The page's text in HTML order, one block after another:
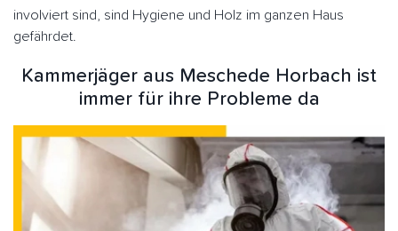
involviert sind, sind Hygiene und Holz im ganzen Haus
gefährdet.
Kammerjäger aus Meschede Horbach ist
immer für ihre Probleme da